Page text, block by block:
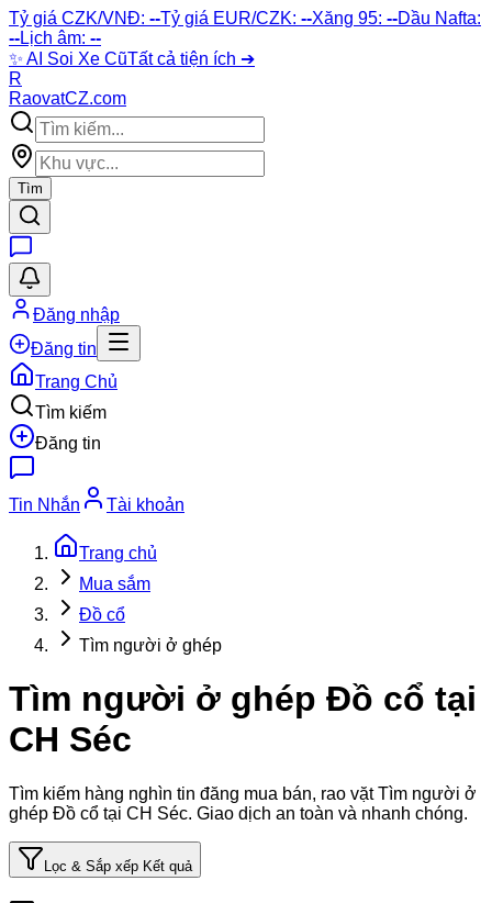
Tỷ giá CZK/VNĐ: --Tỷ giá EUR/CZK: --Xăng 95: --Dầu Nafta:
--Lịch âm: --
✨ AI Soi Xe CũTất cả tiện ích ➔
R
RaovatCZ.com
Tìm
Đăng nhập
Đăng tin
Trang Chủ
Tìm kiếm
Đăng tin
Tin Nhắn Tài khoản
Trang chủ
Mua sắm
Đồ cổ
Tìm người ở ghép
Tìm người ở ghép Đồ cổ tại
CH Séc
Tìm kiếm hàng nghìn tin đăng mua bán, rao vặtTìm người ở
ghép Đồ cổ tại CH Séc. Giao dịch an toàn và nhanh chóng.
Lọc & Sắp xếp Kết quả